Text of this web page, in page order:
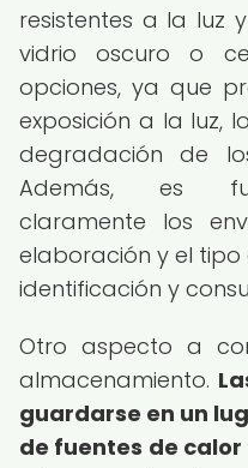
resistentes a la luz
vidrio oscuro o
opciones, ya que
exposición a la luz,
degradación de
Además, es
claramente los
elaboración y el
identificación y
Otro aspecto a
almacenamiento.
guardarse en un
de fuentes de